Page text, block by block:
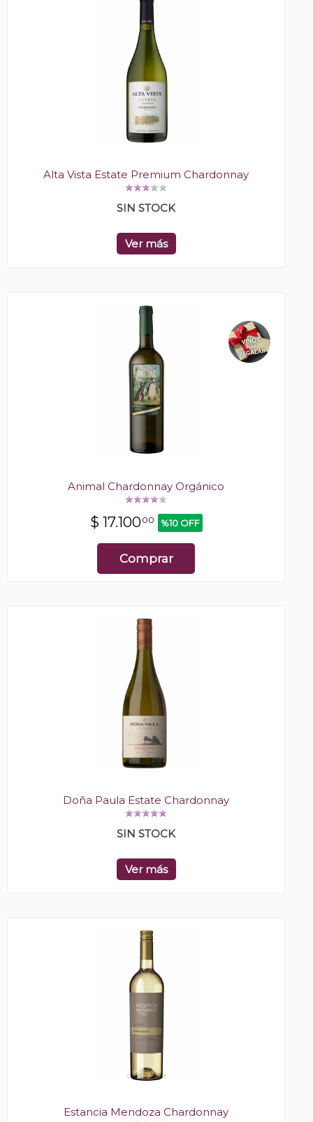
Alta Vista Estate Premium Chardonnay
SIN STOCK
Ver más
Animal Chardonnay Orgánico
$ 17.10000 %10 OFF
Comprar
Doña Paula Estate Chardonnay
SIN STOCK
Ver más
Estancia Mendoza Chardonnay